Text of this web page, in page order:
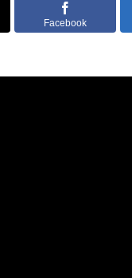
Facebook